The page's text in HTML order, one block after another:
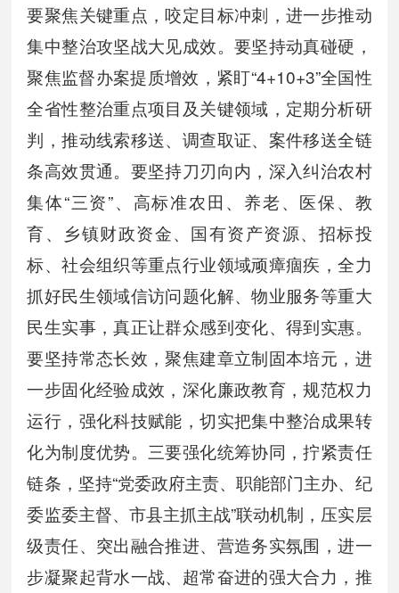
要聚焦关键重点，咬定目标冲刺，进一步推动
集中整治攻坚战大见成效。要坚持动真碰硬，
聚焦监督办案提质增效，紧盯“4+10+3”全国性
全省性整治重点项目及关键领域，定期分析研
判，推动线索移送、调查取证、案件移送全链
条高效贯通。要坚持刀刃向内，深入纠治农村
集体“三资”、高标准农田、养老、医保、教
育、乡镇财政资金、国有资产资源、招标投
标、社会组织等重点行业领域顽瘴痼疾，全力
抓好民生领域信访问题化解、物业服务等重大
民生实事，真正让群众感到变化、得到实惠。
要坚持常态长效，聚焦建章立制固本培元，进
一步固化经验成效，深化廉政教育，规范权力
运行，强化科技赋能，切实把集中整治成果转
化为制度优势。三要强化统筹协同，拧紧责任
链条，坚持“党委政府主责、职能部门主办、纪
委监委主督、市县主抓主战”联动机制，压实层
级责任、突出融合推进、营造务实氛围，进一
步凝聚起背水一战、超常奋进的强大合力，推